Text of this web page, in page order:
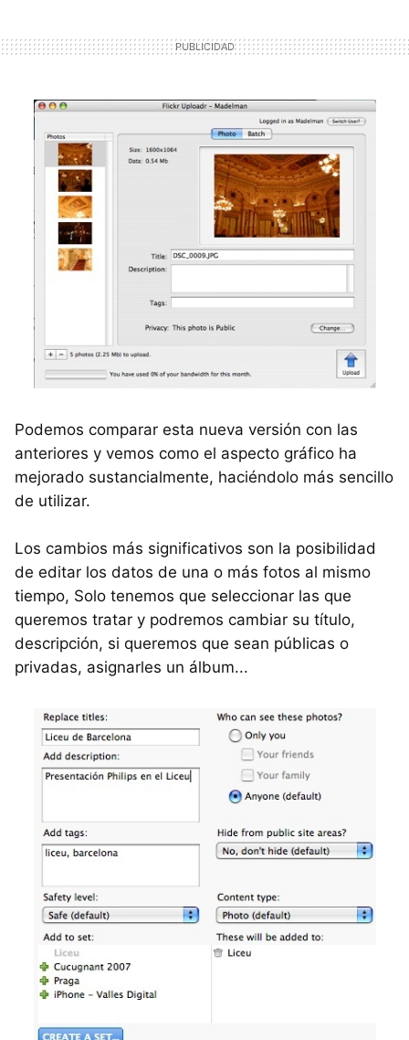
Podemos comparar esta nueva versión con las
anteriores y vemos como el aspecto gráfico ha
mejorado sustancialmente, haciéndolo más sencillo
de utilizar.
Los cambios más significativos son la posibilidad
de editar los datos de una o más fotos al mismo
tiempo, Solo tenemos que seleccionar las que
queremos tratar y podremos cambiar su título,
descripción, si queremos que sean públicas o
privadas, asignarles un álbum...